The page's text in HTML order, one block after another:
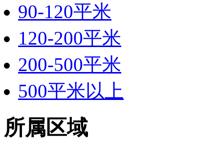
90-120平米
120-200平米
200-500平米
500平米以上
所属区域